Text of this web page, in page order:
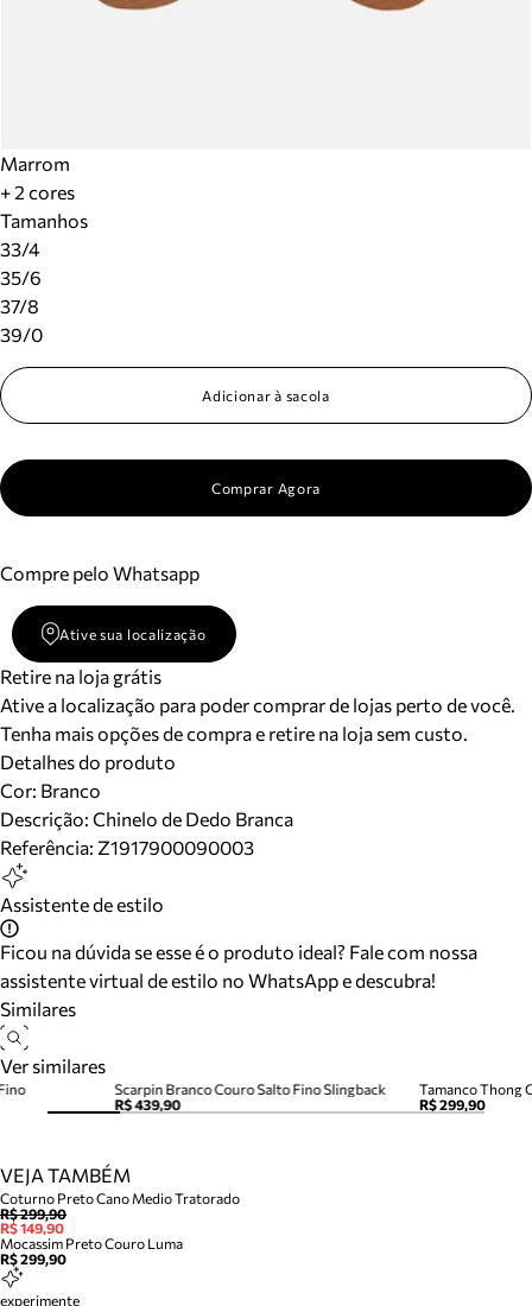
Marrom
+ 2 cores
Tamanhos
33/4
35/6
37/8
39/0
Adicionar à sacola
Comprar Agora
Compre pelo Whatsapp
Ative sua localização
Retire na loja grátis
Ative a localização para poder comprar de lojas perto de você.
Tenha mais opções de compra e retire na loja sem custo.
Detalhes do produto
Cor: Branco
Descrição: Chinelo de Dedo Branca
Referência: Z1917900090003
Assistente de estilo
Ficou na dúvida se esse é o produto ideal? Fale com nossa
assistente virtual de estilo no WhatsApp e descubra!
Similares
Ver similares
Scarpin Branco Couro Salto Fino Slingback
R$ 439,90
R$ 299,90
VEJA TAMBÉM
Coturno Preto Cano Medio Tratorado
R$ 299,90
R$ 149,90
Mocassim Preto Couro Luma
R$ 299,90
experimente